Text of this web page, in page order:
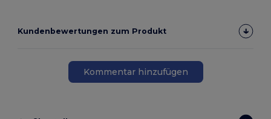
Kundenbewertungen zum Produkt
Kommentar hinzufügen